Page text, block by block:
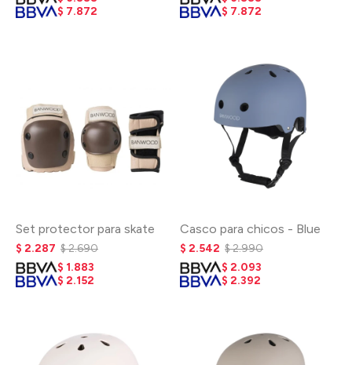
$ 7.872
$ 7.872
Set protector para skate
$ 2.287 $2.690
$ 1.883
$ 2.152
Casco para chicos - Blue
$ 2.542 $2.990
$ 2.093
$ 2.392